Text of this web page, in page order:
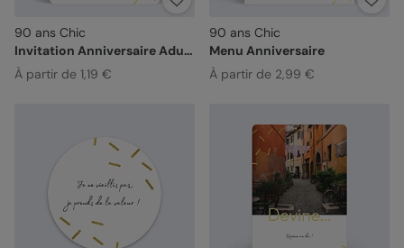
90 ans Chic
Invitation Anniversaire Adulte
À partir de 1,19 €
90 ans Chic
Menu Anniversaire
À partir de 2,99 €